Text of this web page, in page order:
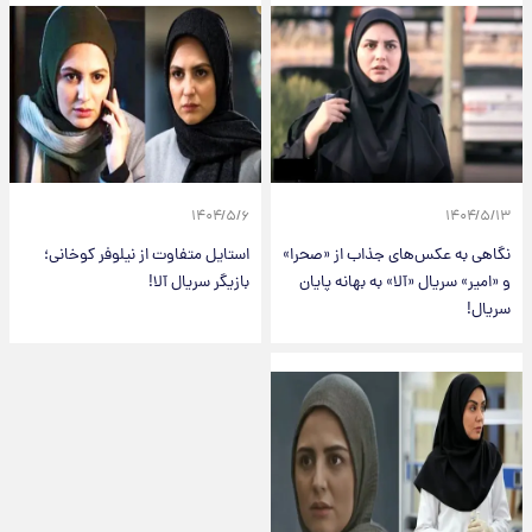
۱۴۰۴/۵/۱۳
نگاهی به عکس‌های جذاب از «صحرا»
و «امیر» سریال «آلا» به بهانه پایان
سریال!
۱۴۰۴/۵/۶
استایل متفاوت از نیلوفر کوخانی؛
بازیگر سریال آلا!